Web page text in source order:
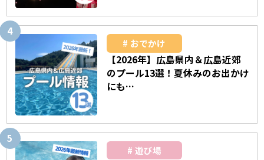
おでかけ
【2026年】広島県内＆広島近郊
のプール13選！夏休みのお出かけ
にも…
遊び場